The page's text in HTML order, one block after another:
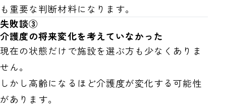
も重要な判断材料になります。
失敗談③
介護度の将来変化を考えていなかった
現在の状態だけで施設を選ぶ方も少なくありま
せん。
しかし高齢になるほど介護度が変化する可能性
があります。